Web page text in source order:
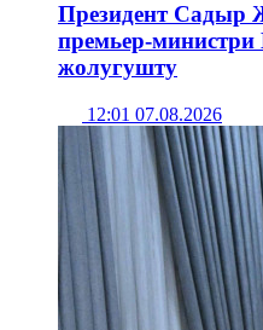
Президент Садыр
премьер-
жолугушту
12:01 07.08.2026